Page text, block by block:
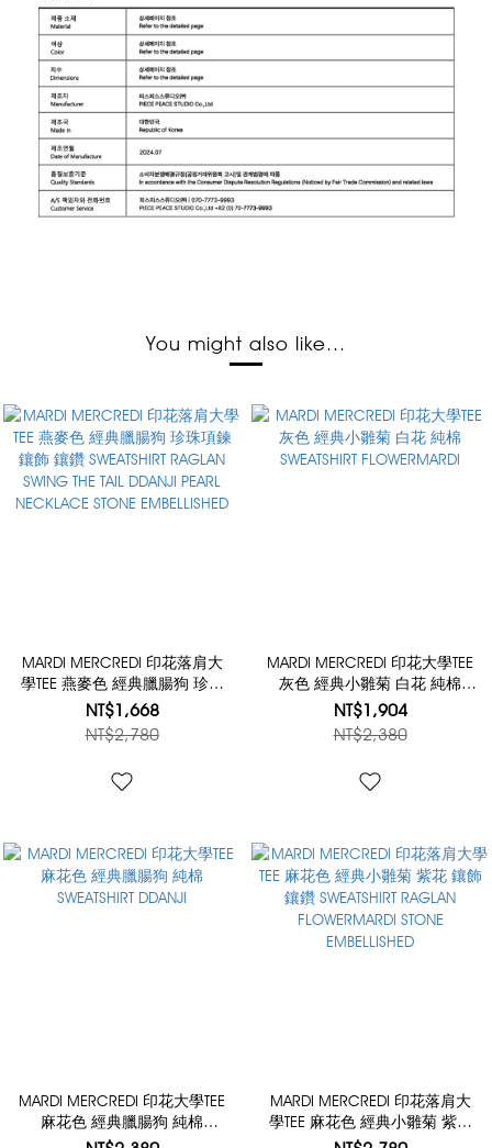
You might also like...
MARDI MERCREDI 印花落肩大
學TEE 燕麥色 經典臘腸狗 珍珠
項鍊 鑲飾 鑲鑽 SWEATSHIRT
RAGLAN SWING THE TAIL DDANJI
PEARL NECKLACE STONE
NT$1,668
NT$2,780
MARDI MERCREDI 印花大學TEE
灰色 經典小雛菊 白花 純棉
SWEATSHIRT FLOWERMARDI
NT$1,904
NT$2,380
MARDI MERCREDI 印花大學TEE
麻花色 經典臘腸狗 純棉
SWEATSHIRT DDANJI
MARDI MERCREDI 印花落肩大
學TEE 麻花色 經典小雛菊 紫花
鑲飾 鑲鑽 SWEATSHIRT RAGLAN